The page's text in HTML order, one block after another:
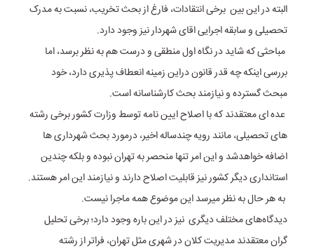
البته در این بین برخی انتقادات، فارغ از بحث تخریب، نسبت به مدرک
تحصیلی و سابقه اجرایی اقای شهردار نیز وجود دارد.
مباحثی که شاید در نگاه اول منطقی و درست هم به نظر برسد، اما
بررسی اینکه چه قدر قانون دراین زمینه انعطاف پذیری دارد، خود
مبحث گسترده و نیازمند بحث کارشناسانه است.
عده ای معتقدند که با اصلاح ایین نامه توسط وزارت کشور برخی رشته
های تحصیلی، مانند رویه چندساله اخیر، درمورد بحث شهرداری ها
اضافه خواهدشد و این امر تنها منحصر به تهران نبوده و بلکه چندین
استانداری دیگر کشور نیز قابلیت اصلاح دارند و نیازمند این امر هستند.
به هر حال به نظر میرسد این موضوع همه ماجرا نیست.
دیدگاه‌های مختلف دیگری نیز در این باره وجود دارد؛ برخی تحلیل
گران معتقدند مدیریت کلان در شهری مثل تهران، فراتر از رشته